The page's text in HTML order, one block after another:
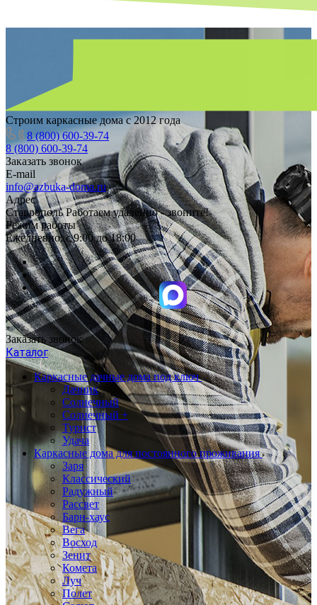
Строим каркасные дома с 2012 года
8 (800) 600-39-74
8 (800) 600-39-74
Заказать звонок
E-mail
info@azbuka-doma.ru
Адрес
Ставрополь Работаем удаленно - звоните!
Режим работы
Ежедневно: с 9:00 до 18:00
Заказать звонок
Каталог
Каркасные дачные дома под ключ
Дачник
Солнечный
Солнечный +
Турист
Удача
Каркасные дома для постоянного проживания
Заря
Классический
Радужный
Рассвет
Барн-хаус
Вега
Восход
Зенит
Комета
Луч
Полет